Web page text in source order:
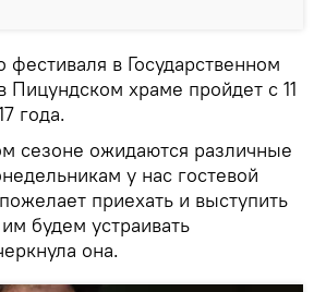
в Государственном
Пицундском храме пройдет с 11
года.
сезоне ожидаются различные
у нас гостевой
приехать и выступить
будем устраивать
она.